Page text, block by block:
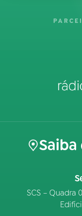
Saiba
SCS – Quadra